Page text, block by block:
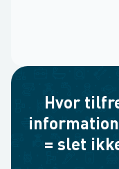
Hvor
= slet